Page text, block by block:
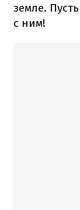
земле.
с ним!